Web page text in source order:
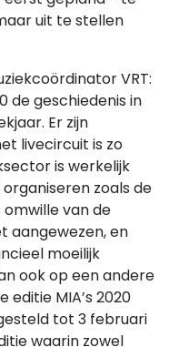
uit te stellen
VRT:
de geschiedenis in
Er zijn
livecircuit is zo
is werkelijk
zoals de
omwille van de
aangewezen, en
moeilijk
ook op een andere
editie MIA’s 2020
tot 3 februari
waarin zowel